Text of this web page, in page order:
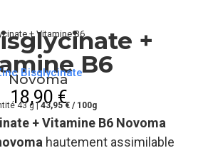
+ Vitamine B6
+
B6
Bisglycinate
Novoma
18,90€
43 g |43,95 € / 100g
+ Vitamine B6 Novoma
hautement assimilable